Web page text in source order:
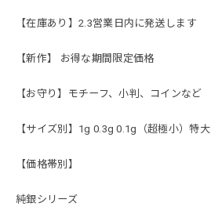
【在庫あり】2.3営業日内に発送します
【新作】 お得な期間限定価格
【お守り】モチーフ、小判、コインなど
【サイズ別】1g 0.3g 0.1g（超極小）特大
【価格帯別】
純銀シリーズ